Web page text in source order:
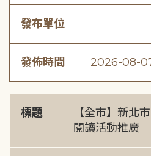
發布單位
發佈時間 2026-08-
標題
【全市】新北
閱讀活動推廣